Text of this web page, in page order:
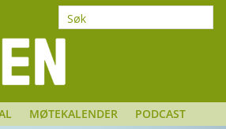
MØTEKALENDER PODCAST